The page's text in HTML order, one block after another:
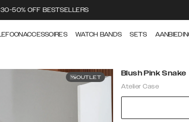
50% OFF BESTSELLERS
WATCH BANDS SETS
OUTLET Blush Pink Snake
Atelier Case